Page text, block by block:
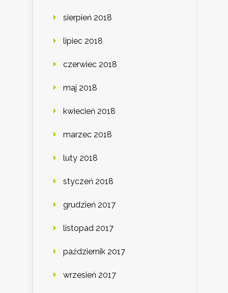
sierpień 2018
lipiec 2018
czerwiec 2018
maj 2018
kwiecień 2018
marzec 2018
luty 2018
styczeń 2018
grudzień 2017
listopad 2017
październik 2017
wrzesień 2017